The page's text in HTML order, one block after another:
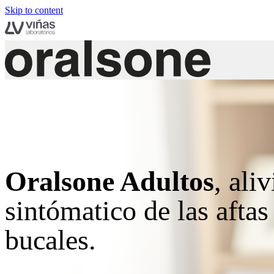
Skip to content
Oralsone Adultos,
sintómatico de las aftas
bucales.